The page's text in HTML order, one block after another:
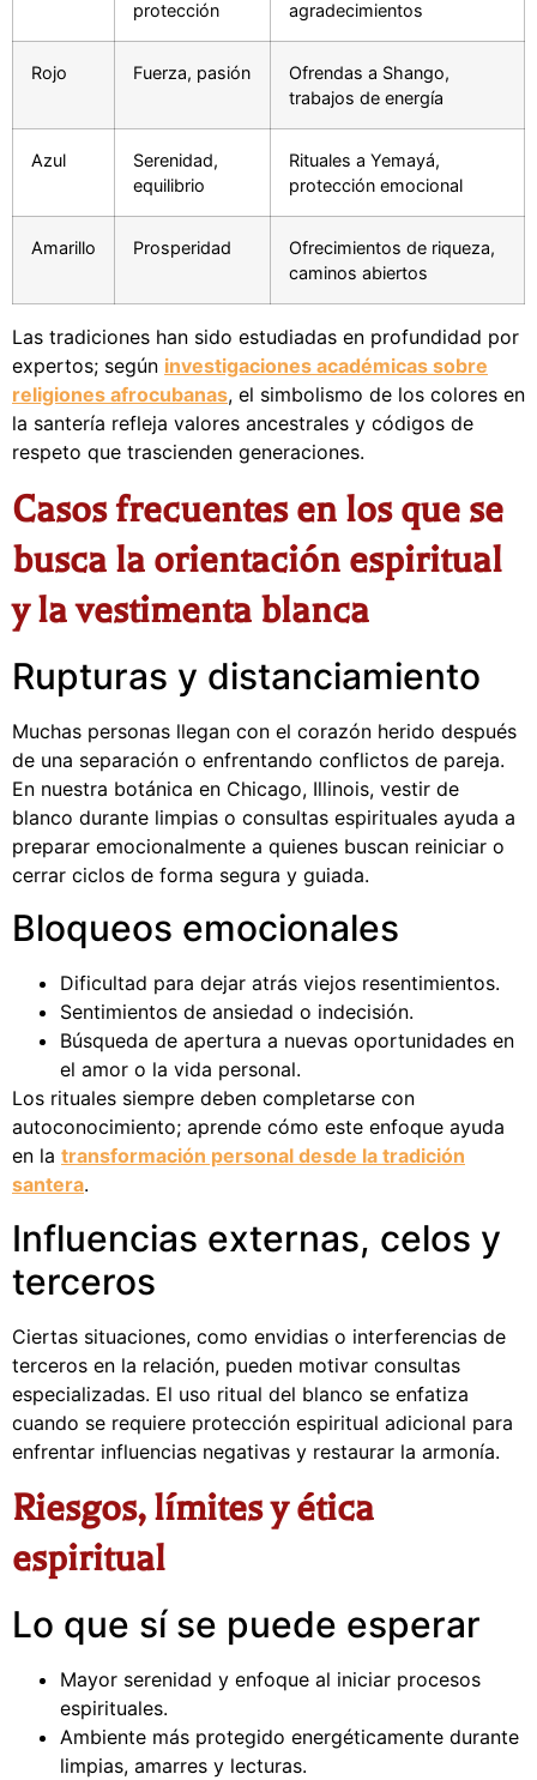
protección agradecimientos
Rojo Fuerza, pasión
Ofrendas a Shango,
trabajos de energía
Azul
Serenidad,
equilibrio
Rituales a Yemayá,
protección emocional
Amarillo Prosperidad
Ofrecimientos de riqueza,
caminos abiertos
Las tradiciones han sido estudiadas en profundidad por
expertos; según investigaciones académicas sobre
religiones afrocubanas, el simbolismo de los colores en
la santería refleja valores ancestrales y códigos de
respeto que trascienden generaciones.
Casos frecuentes en los que se
busca la orientación espiritual
y la vestimenta blanca
Rupturas y distanciamiento
Muchas personas llegan con el corazón herido después
de una separación o enfrentando conflictos de pareja.
En nuestra botánica en Chicago, Illinois, vestir de
blanco durante limpias o consultas espirituales ayuda a
preparar emocionalmente a quienes buscan reiniciar o
cerrar ciclos de forma segura y guiada.
Bloqueos emocionales
Dificultad para dejar atrás viejos resentimientos.
Sentimientos de ansiedad o indecisión.
Búsqueda de apertura a nuevas oportunidades en
el amor o la vida personal.
Los rituales siempre deben completarse con
autoconocimiento; aprende cómo este enfoque ayuda
en la transformación personal desde la tradición
santera.
Influencias externas, celos y
terceros
Ciertas situaciones, como envidias o interferencias de
terceros en la relación, pueden motivar consultas
especializadas. El uso ritual del blanco se enfatiza
cuando se requiere protección espiritual adicional para
enfrentar influencias negativas y restaurar la armonía.
Riesgos, límites y ética
espiritual
Lo que sí se puede esperar
Mayor serenidad y enfoque al iniciar procesos
espirituales.
Ambiente más protegido energéticamente durante
limpias, amarres y lecturas.